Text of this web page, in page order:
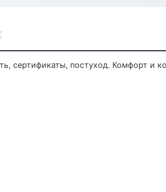
сертификаты, постуход. Комфорт и